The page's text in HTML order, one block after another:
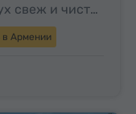
свеж и чист…
в Армении